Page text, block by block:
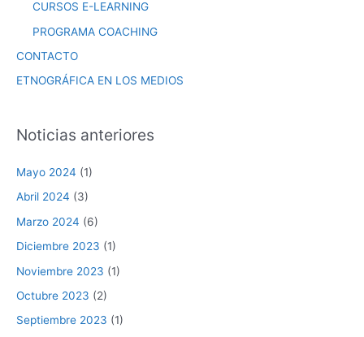
CURSOS E-LEARNING
PROGRAMA COACHING
CONTACTO
ETNOGRÁFICA EN LOS MEDIOS
Noticias anteriores
Mayo 2024 (1)
Abril 2024 (3)
Marzo 2024 (6)
Diciembre 2023 (1)
Noviembre 2023 (1)
Octubre 2023 (2)
Septiembre 2023 (1)